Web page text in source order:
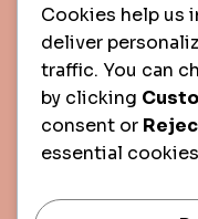
Cookies help us
deliver
traffic. You can
by clicking
consent or
essential